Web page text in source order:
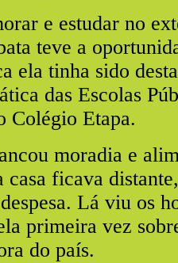
e estudar no
teve a
ela tinha sido
das Escolas
Colégio Etapa.
moradia e
casa ficava
Lá viu os
primeira vez
do país.